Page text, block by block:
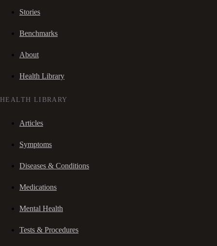
Stories
Benchmarks
About
Health Library
HEALTH LIBRARY
Articles
Symptoms
Diseases & Conditions
Medications
Mental Health
Tests & Procedures